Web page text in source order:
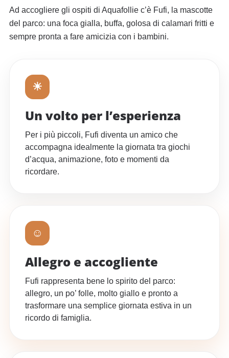
Ad accogliere gli ospiti di Aquafollie c’è Fufi, la mascotte
del parco: una foca gialla, buffa, golosa di calamari fritti e
sempre pronta a fare amicizia con i bambini.
☀
Un volto per l’esperienza
Per i più piccoli, Fufi diventa un amico che
accompagna idealmente la giornata tra giochi
d’acqua, animazione, foto e momenti da
ricordare.
☺
Allegro e accogliente
Fufi rappresenta bene lo spirito del parco:
allegro, un po’ folle, molto giallo e pronto a
trasformare una semplice giornata estiva in un
ricordo di famiglia.